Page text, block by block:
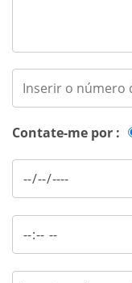
Contate-me por :